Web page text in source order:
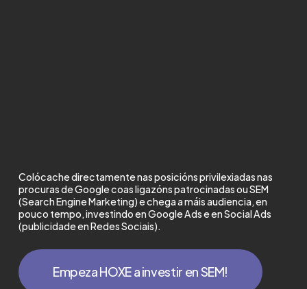
Colócache directamente nas posicións privilexiadas nas
procuras de Google coas ligazóns patrocinadas ou SEM
(Search Engine Marketing) e chega a máis audiencia, en
pouco tempo, investindo en Google Ads e en Social Ads
(publicidade en Redes Sociais).
Empeza HOXE a investir en SEM!